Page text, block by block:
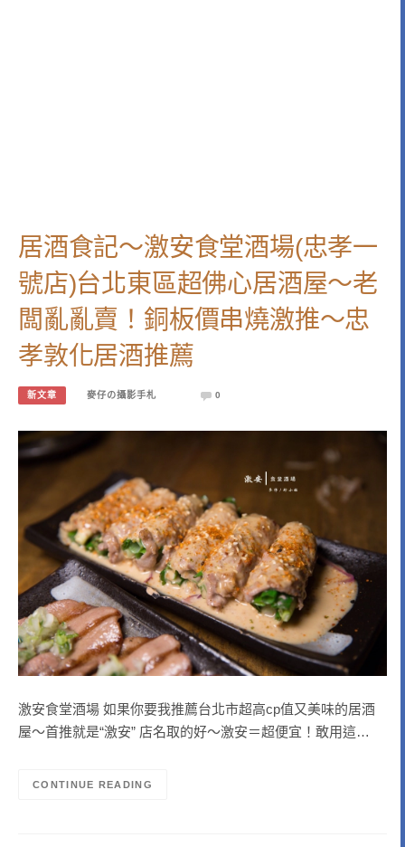
居酒食記～激安食堂酒場(忠孝一
號店)台北東區超佛心居酒屋～老
闆亂亂賣！銅板價串燒激推～忠
孝敦化居酒推薦
新文章 麥仔の攝影手札 0
激安食堂酒場 如果你要我推薦台北市超高cp值又美味的居酒
屋～首推就是“激安” 店名取的好～激安＝超便宜！敢用這…
CONTINUE READING